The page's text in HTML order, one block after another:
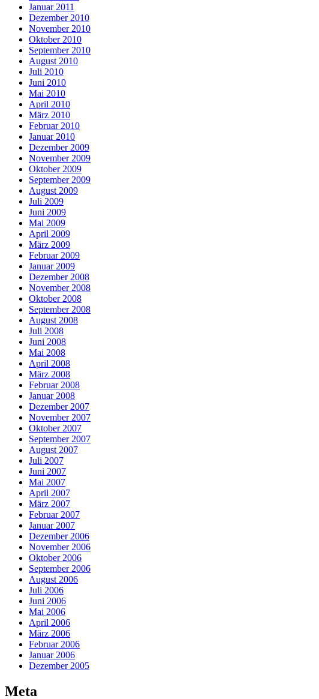
Januar 2011
Dezember 2010
November 2010
Oktober 2010
September 2010
August 2010
Juli 2010
Juni 2010
Mai 2010
April 2010
März 2010
Februar 2010
Januar 2010
Dezember 2009
November 2009
Oktober 2009
September 2009
August 2009
Juli 2009
Juni 2009
Mai 2009
April 2009
März 2009
Februar 2009
Januar 2009
Dezember 2008
November 2008
Oktober 2008
September 2008
August 2008
Juli 2008
Juni 2008
Mai 2008
April 2008
März 2008
Februar 2008
Januar 2008
Dezember 2007
November 2007
Oktober 2007
September 2007
August 2007
Juli 2007
Juni 2007
Mai 2007
April 2007
März 2007
Februar 2007
Januar 2007
Dezember 2006
November 2006
Oktober 2006
September 2006
August 2006
Juli 2006
Juni 2006
Mai 2006
April 2006
März 2006
Februar 2006
Januar 2006
Dezember 2005
Meta